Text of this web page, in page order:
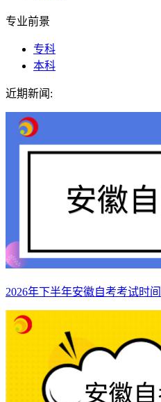
专业前景
专科
本科
近期新闻:
2026年下半年安徽自考考试时间